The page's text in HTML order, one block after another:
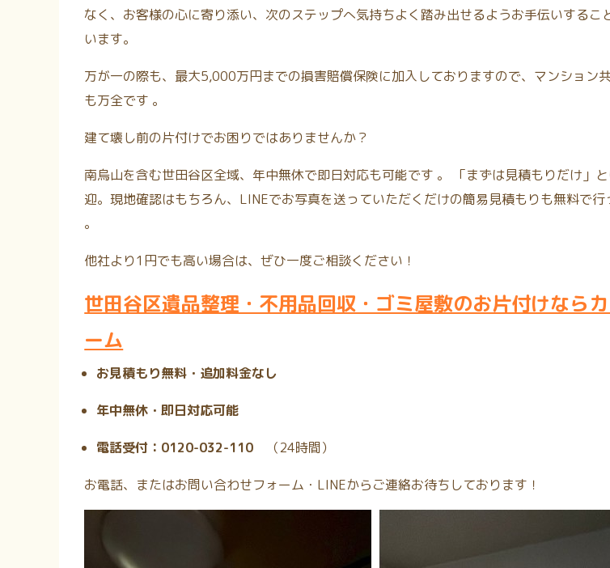
なく、お客様の心に寄り添い、次のステップへ気持ちよく踏み出せるようお手伝いするこ
います。
万が一の際も、最大5,000万円までの損害賠償保険に加入しておりますので、マンション
も万全です 。
建て壊し前の片付けでお困りではありませんか？
南烏山を含む世田谷区全域、年中無休で即日対応も可能です 。
「まずは見積もりだけ」
迎。現地確認はもちろん、LINEでお写真を送っていただくだけの簡易見積もりも無料で行
。
他社より1円でも高い場合は、ぜひ一度ご相談ください！
世田谷区遺品整理・不用品回収・ゴミ屋敷のお片付けなら
ーム
お見積もり無料・追加料金なし
年中無休・即日対応可能
電話受付：0120-032-110 （24時間）
お電話、またはお問い合わせフォーム・LINEからご連絡お待ちしております！